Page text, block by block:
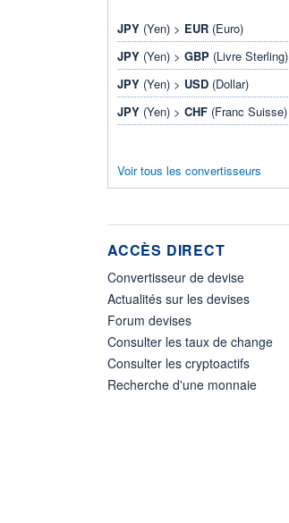
JPY (Yen) > EUR (Euro)
JPY (Yen) > GBP (Livre Sterling)
JPY (Yen) > USD (Dollar)
JPY (Yen) > CHF (Franc Suisse)
Voir tous les convertisseurs
ACCÈS DIRECT
Convertisseur de devise
Actualités sur les devises
Forum devises
Consulter les taux de change
Consulter les cryptoactifs
Recherche d'une monnaie